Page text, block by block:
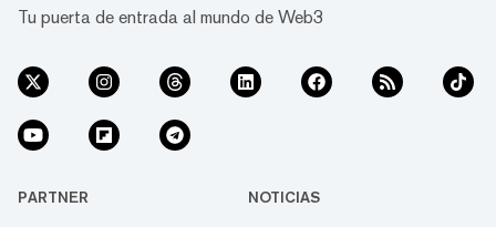
Tu puerta de entrada al mundo de Web3
PARTNER NOTICIAS